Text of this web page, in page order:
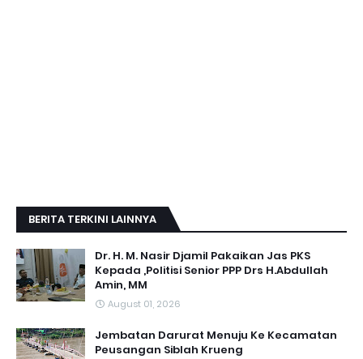
BERITA TERKINI LAINNYA
Dr. H. M. Nasir Djamil Pakaikan Jas PKS
Kepada ,Politisi Senior PPP Drs H.Abdullah
Amin, MM
August 01, 2026
Jembatan Darurat Menuju Ke Kecamatan
Peusangan Siblah Krueng